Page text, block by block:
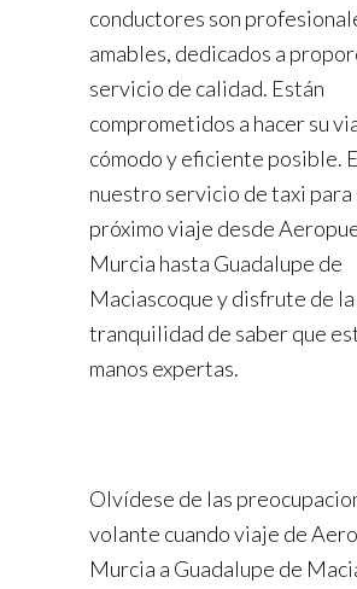
conductores son
amables, dedicados a
servicio de calidad. Están
comprometidos a hacer su
cómodo y eficiente posible.
nuestro servicio de taxi para
próximo viaje desde
Murcia hasta Guadalupe de
Maciascoque y disfrute de la
tranquilidad de saber que
manos expertas.
Olvídese de las
volante cuando viaje de
Murcia a Guadalupe de